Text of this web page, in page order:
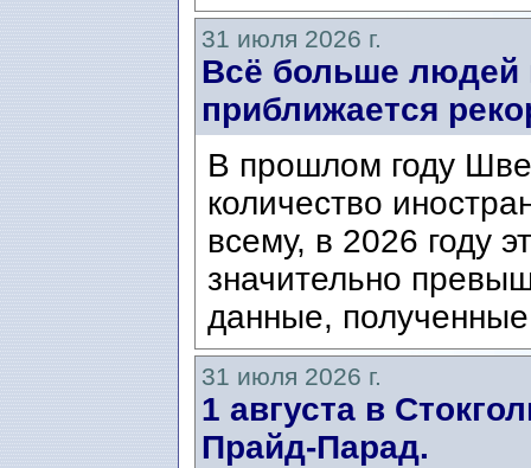
31 июля 2026 г.
Всё больше
приближается
В прошлом году
количество
всему, в 2026 году
значительно
данные,
31 июля 2026 г.
1 августа в
Прайд-Парад.